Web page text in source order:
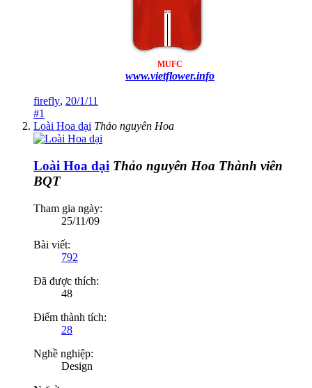
MUFC
www.vietflower.info
firefly, 20/1/11
#1
Loài Hoa dại Thảo nguyên Hoa
Loài Hoa dại Thảo nguyên Hoa Thành viên
BQT
Tham gia ngày:
25/11/09
Bài viết:
792
Đã được thích:
48
Điểm thành tích:
28
Nghề nghiệp:
Design